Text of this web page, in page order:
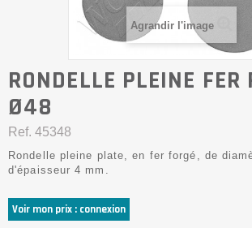
Agrandir l'image
RONDELLE PLEINE FER
Ø48
Ref. 45348
Rondelle pleine plate, en fer forgé, de
d'épaisseur 4 mm.
Voir mon prix : connexion